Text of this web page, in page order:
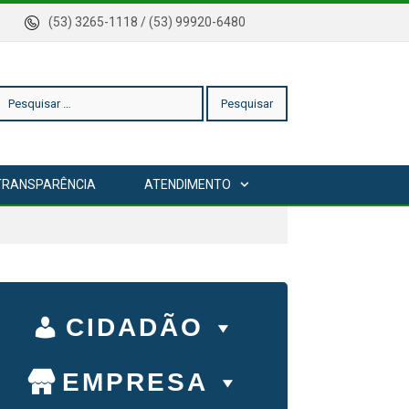
(53) 3265-1118 / (53) 99920-6480
ATENDIMENTO
CIDADÃO
EMPRESA